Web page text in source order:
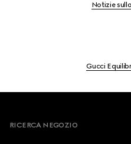
Notizie
Gucci
RICERCA NEGOZIO